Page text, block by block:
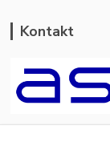
Kontakt